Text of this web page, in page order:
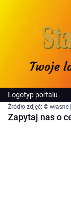
Logotyp portalu
Źródło zdjęć: ©
Zapytaj nas o